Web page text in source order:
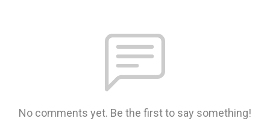
No comments yet. Be the first to say something!